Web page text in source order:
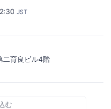
JST
育良ビル4階
む